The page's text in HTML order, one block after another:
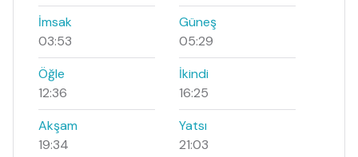
İmsak
03:53
Güneş
05:29
Öğle
12:36
İkindi
16:25
Akşam
19:34
Yatsı
21:03